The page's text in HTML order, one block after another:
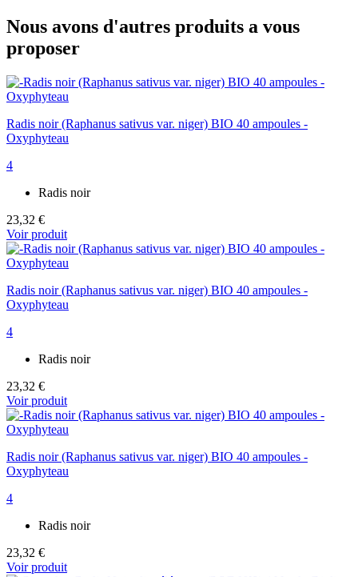
Nous avons d'autres produits a vous
proposer
Radis noir (Raphanus sativus var. niger) BIO 40 ampoules -
Oxyphyteau
4
Radis noir
23,32 €
Voir produit
Radis noir (Raphanus sativus var. niger) BIO 40 ampoules -
Oxyphyteau
4
Radis noir
23,32 €
Voir produit
Radis noir (Raphanus sativus var. niger) BIO 40 ampoules -
Oxyphyteau
4
Radis noir
23,32 €
Voir produit